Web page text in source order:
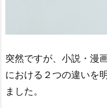
突然ですが、小説・漫
における２つの違いを
ました。